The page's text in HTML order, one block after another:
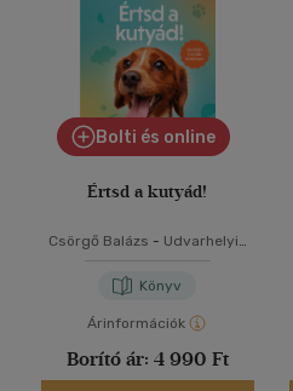
Bolti és online
Értsd a kutyád!
Csörgő Balázs - Udvarhelyi-
Könyv
Árinformációk
Borító ár: 4 990 Ft